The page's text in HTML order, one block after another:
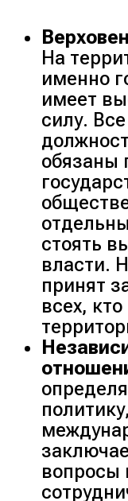
На
именно
имеет
силу.
обязаны
стоять
власти.
принят
всех,
вопросы